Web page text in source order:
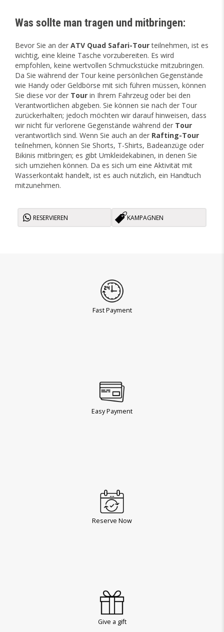
Was sollte man tragen und mitbringen:
Bevor Sie an der ATV Quad Safari-Tourteilnehmen, ist es
wichtig, eine kleine Tasche vorzubereiten. Es wird
empfohlen, keine wertvollen Schmuckstücke mitzubringen.
Da Sie während der Tour keine persönlichen Gegenstände
wie Handy oder Geldbörse mit sich führen müssen, können
Sie diese vor der Tour in Ihrem Fahrzeug oder bei den
Verantwortlichen abgeben. Sie können sie nach der Tour
zurückerhalten; jedoch möchten wir darauf hinweisen, dass
wir nicht für verlorene Gegenstände während der Tour
verantwortlich sind. Wenn Sie auch an der Rafting-Tour
teilnehmen, können Sie Shorts, T-Shirts, Badeanzüge oder
Bikinis mitbringen; es gibt Umkleidekabinen, in denen Sie
sich umziehen können. Da es sich um eine Aktivität mit
Wasserkontakt handelt, ist es auch nützlich, ein Handtuch
mitzunehmen.
RESERVIEREN KAMPAGNEN
Fast Payment
Easy Payment
Reserve Now
Give a gift